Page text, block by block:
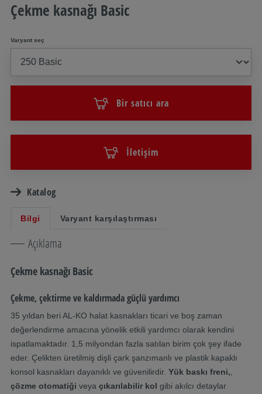
Çekme kasnağı Basic
Varyant seç
Bir satıcı ara
İletişim
Katalog
Bilgi Varyant karşılaştırması
Açıklama
Çekme kasnağı Basic
Çekme, çektirme ve kaldırmada güçlü yardımcı
35 yıldan beri AL-KO halat kasnakları ticari ve boş zaman
değerlendirme amacına yönelik etkili yardımcı olarak kendini
ispatlamaktadır. 1,5 milyondan fazla satılan birim çok şey ifade
eder. Çelikten üretilmiş dişli çark şanzımanlı ve plastik kapaklı
konsol kasnakları dayanıklı ve güvenilirdir. Yük baskı freni,
çözme otomatiği veya çıkarılabilir kol gibi akılcı detaylar